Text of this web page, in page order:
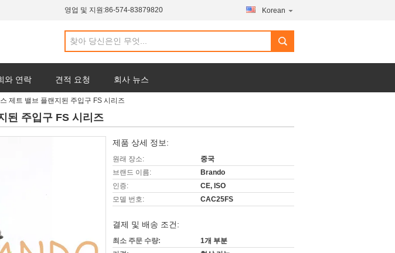
영업 및 지원:86-574-83879820 Korean
와 연락 견적 요청 회사 뉴스
제트 밸브 플랜지된 주입구 FS 시리즈
된 주입구 FS 시리즈
제품 상세 정보:
원래 장소:
중국
브랜드 이름:
Brando
인증:
CE, ISO
모델 번호:
CAC25FS
결제 및 배송 조건:
최소 주문 수량:
1개 부분